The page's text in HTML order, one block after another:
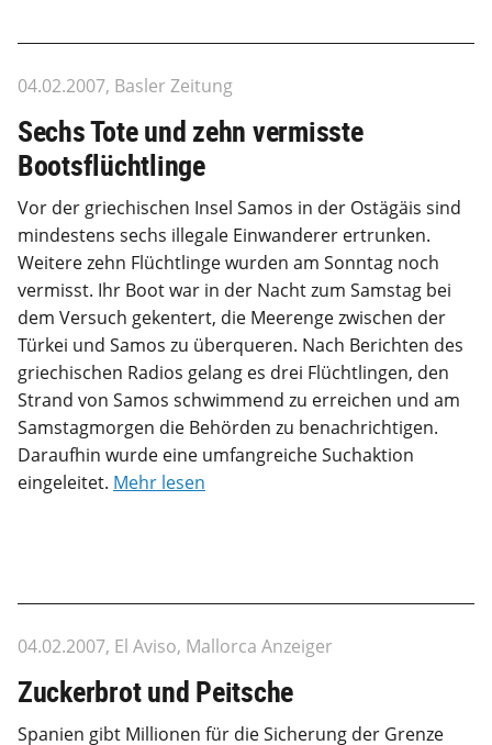
04.02.2007, Basler Zeitung
Sechs Tote und zehn vermisste
Bootsflüchtlinge
Vor der griechischen Insel Samos in der Ostägäis sind
mindestens sechs illegale Einwanderer ertrunken.
Weitere zehn Flüchtlinge wurden am Sonntag noch
vermisst. Ihr Boot war in der Nacht zum Samstag bei
dem Versuch gekentert, die Meerenge zwischen der
Türkei und Samos zu überqueren. Nach Berichten des
griechischen Radios gelang es drei Flüchtlingen, den
Strand von Samos schwimmend zu erreichen und am
Samstagmorgen die Behörden zu benachrichtigen.
Daraufhin wurde eine umfangreiche Suchaktion
eingeleitet. Mehr lesen
04.02.2007, El Aviso, Mallorca Anzeiger
Zuckerbrot und Peitsche
Spanien gibt Millionen für die Sicherung der Grenze